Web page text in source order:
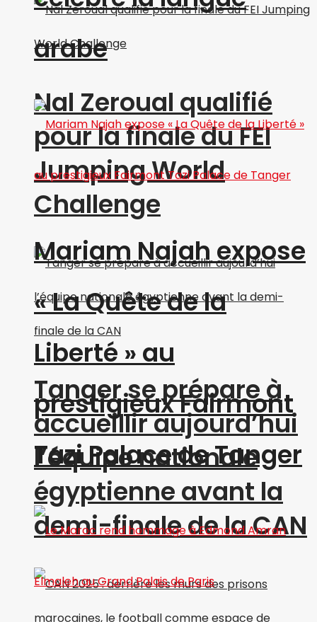
Nal Zeroual qualifié
pour la finale du FEI
Jumping World
Challenge
Tanger se prépare à
accueillir aujourd’hui
l’équipe nationale
égyptienne avant la
demi-finale de la CAN
arabe
Mariam Najah expose
« La Quête de la
Liberté » au
prestigieux Fairmont
Tazi Palace de Tanger